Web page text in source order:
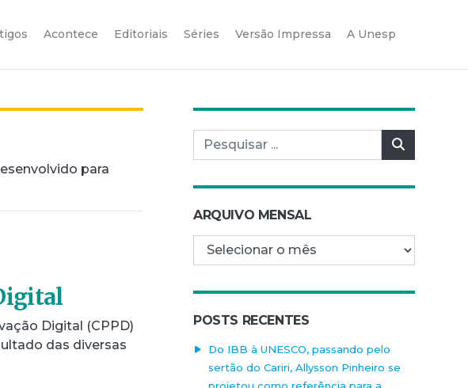
Acontece Editoriais Séries Versão Impressa A Unesp
para
Digital (CPPD)
das diversas
Pesquisar por:
ARQUIVO MENSAL
Arquivo mensal
POSTS RECENTES
Do IBB à UNESCO, passando pelo
sertão do Cariri, Allysson Pinheiro se